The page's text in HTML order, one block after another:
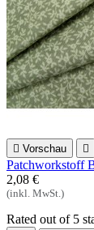
 Vorschau 
Patchworkstoff
2,08 €
(inkl. MwSt.)
Rated out of 5